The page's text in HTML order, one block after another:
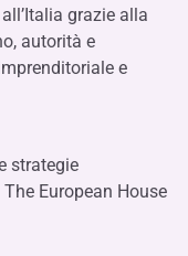
grazie alla
autorità e
e
strategie
European House